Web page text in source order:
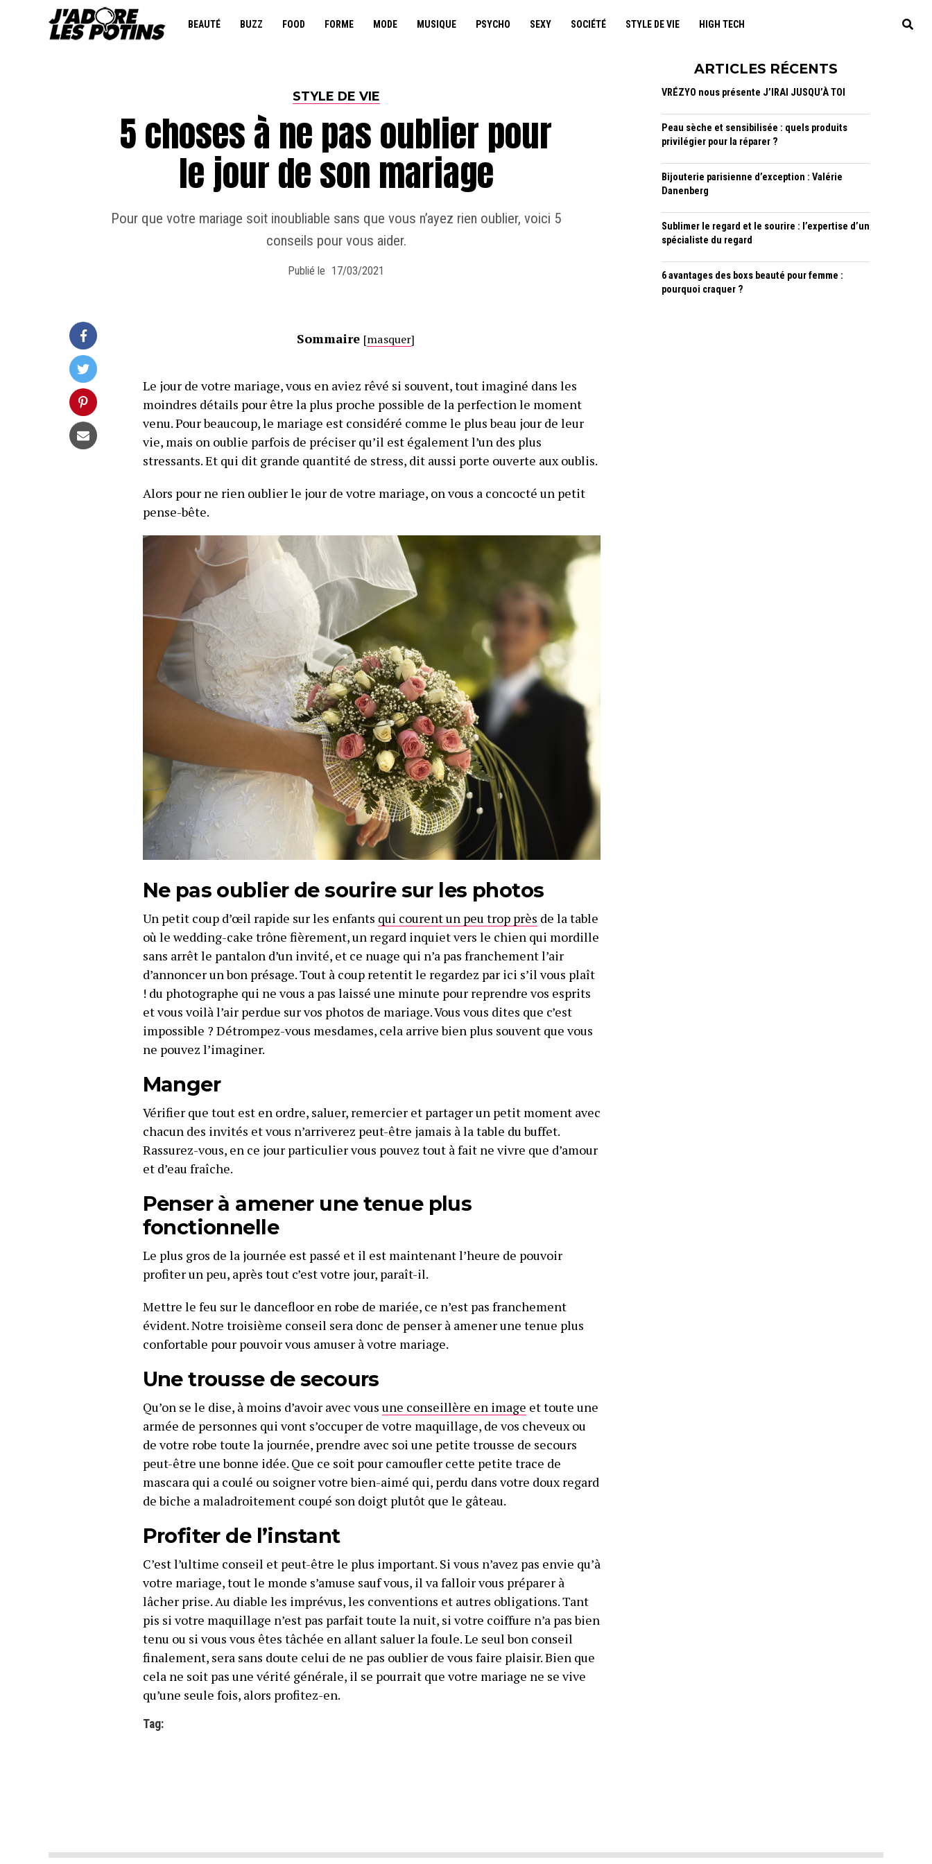
BEAUTÉ BUZZ FOOD FORME MODE MUSIQUE PSYCHO SEXY SOCIÉTÉ STYLE DE VIE HIGH TECH
STYLE DE VIE
5 choses à ne pas oublier pour
le jour de son mariage
Pour que votre mariage soit inoubliable sans que vous n’ayez rien oublier, voici 5
conseils pour vous aider.
Publié le 17/03/2021
Sommaire [masquer]
Le jour de votre mariage, vous en aviez rêvé si souvent, tout imaginé dans les
moindres détails pour être la plus proche possible de la perfection le moment
venu. Pour beaucoup, le mariage est considéré comme le plus beau jour de leur
vie, mais on oublie parfois de préciser qu’il est également l’un des plus
stressants. Et qui dit grande quantité de stress, dit aussi porte ouverte aux oublis.
Alors pour ne rien oublier le jour de votre mariage, on vous a concocté un petit
pense-bête.
Ne pas oublier de sourire sur les photos
Un petit coup d’œil rapide sur les enfants qui courent un peu trop près de la table
où le wedding-cake trône fièrement, un regard inquiet vers le chien qui mordille
sans arrêt le pantalon d’un invité, et ce nuage qui n’a pas franchement l’air
d’annoncer un bon présage. Tout à coup retentit le regardez par ici s’il vous plaît
! du photographe qui ne vous a pas laissé une minute pour reprendre vos esprits
et vous voilà l’air perdue sur vos photos de mariage. Vous vous dites que c’est
impossible ? Détrompez-vous mesdames, cela arrive bien plus souvent que vous
ne pouvez l’imaginer.
Manger
Vérifier que tout est en ordre, saluer, remercier et partager un petit moment avec
chacun des invités et vous n’arriverez peut-être jamais à la table du buffet.
Rassurez-vous, en ce jour particulier vous pouvez tout à fait ne vivre que d’amour
et d’eau fraîche.
Penser à amener une tenue plus
fonctionnelle
Le plus gros de la journée est passé et il est maintenant l’heure de pouvoir
profiter un peu, après tout c’est votre jour, paraît-il.
Mettre le feu sur le dancefloor en robe de mariée, ce n’est pas franchement
évident. Notre troisième conseil sera donc de penser à amener une tenue plus
confortable pour pouvoir vous amuser à votre mariage.
Une trousse de secours
Qu’on se le dise, à moins d’avoir avec vous une conseillère en image et toute une
armée de personnes qui vont s’occuper de votre maquillage, de vos cheveux ou
de votre robe toute la journée, prendre avec soi une petite trousse de secours
peut-être une bonne idée. Que ce soit pour camoufler cette petite trace de
mascara qui a coulé ou soigner votre bien-aimé qui, perdu dans votre doux regard
de biche a maladroitement coupé son doigt plutôt que le gâteau.
Profiter de l’instant
C’est l’ultime conseil et peut-être le plus important. Si vous n’avez pas envie qu’à
votre mariage, tout le monde s’amuse sauf vous, il va falloir vous préparer à
lâcher prise. Au diable les imprévus, les conventions et autres obligations. Tant
pis si votre maquillage n’est pas parfait toute la nuit, si votre coiffure n’a pas bien
tenu ou si vous vous êtes tâchée en allant saluer la foule. Le seul bon conseil
finalement, sera sans doute celui de ne pas oublier de vous faire plaisir. Bien que
cela ne soit pas une vérité générale, il se pourrait que votre mariage ne se vive
qu’une seule fois, alors profitez-en.
Tag:
ARTICLES RÉCENTS
VRÉZYO nous présente J’IRAI JUSQU’À TOI
Peau sèche et sensibilisée : quels produits
privilégier pour la réparer ?
Bijouterie parisienne d’exception : Valérie
Danenberg
Sublimer le regard et le sourire : l’expertise d’un
spécialiste du regard
6 avantages des boxs beauté pour femme :
pourquoi craquer ?